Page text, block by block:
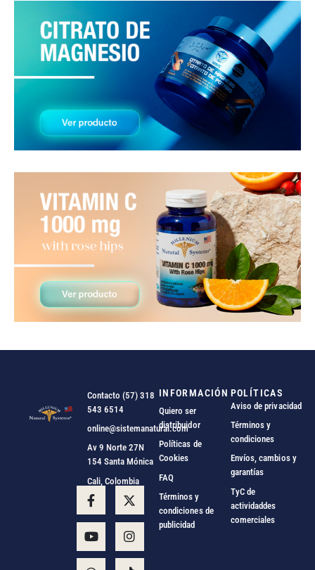
Contacto (57) 318
543 6514
online@sistemanatural.com
Av 9 Norte 27N
154 Santa Mónica
Cali, Colombia
INFORMACIÓN
Quiero ser
distribuidor
Políticas de
Cookies
FAQ
Términos y
condiciones de
publicidad
POLÍTICAS
Aviso de privacidad
Términos y
condiciones
Envíos, cambios y
garantías
TyC de
actividaddes
comerciales